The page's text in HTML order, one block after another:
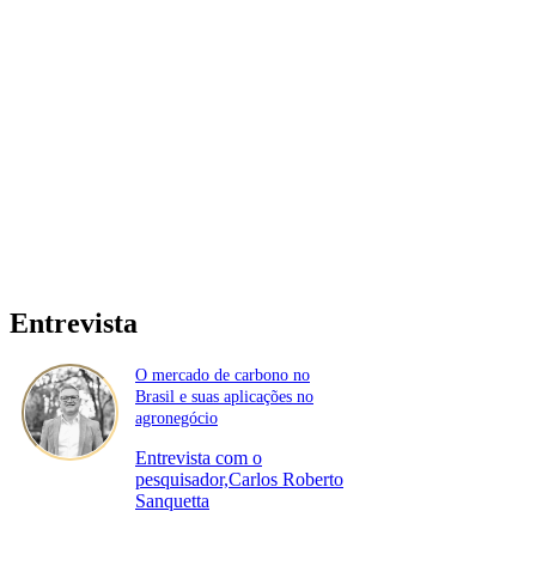
Entrevista
O mercado de carbono no
Brasil e suas aplicações no
agronegócio
Entrevista com o
pesquisador,Carlos Roberto
Sanquetta